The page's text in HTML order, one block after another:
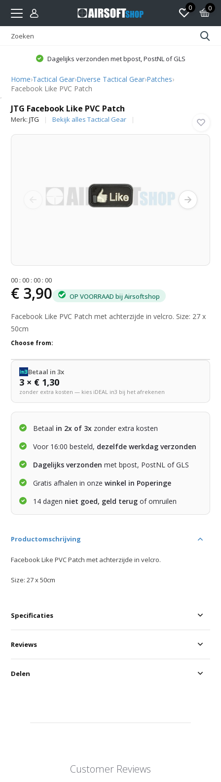
0 0
Dagelijks verzonden met bpost, PostNL of GLS
Home›Tactical Gear›Diverse Tactical Gear›Patches›
Facebook Like PVC Patch
JTG Facebook Like PVC Patch
Merk:JTG Bekijk alles Tactical Gear
00 :00 :00 :00
€ 3,90 OP VOORRAAD bij Airsoftshop
Facebook Like PVC Patch met achterzijde in velcro. Size: 27 x
50cm
Choose from:
Betaal in 3x
3 × € 1,30
zonder extra kosten — kies iDEAL in3 bij het afrekenen
Betaal in 2x of 3x zonder extra kosten
Voor 16:00 besteld, dezelfde werkdag verzonden
Dagelijks verzonden met bpost, PostNL of GLS
Gratis afhalen in onzewinkel in Poperinge
14 dagen niet goed, geld terug of omruilen
Productomschrijving
Facebook Like PVC Patch met achterzijde in velcro.
Size: 27 x 50cm
Specificaties
Customer Reviews
Reviews
Delen